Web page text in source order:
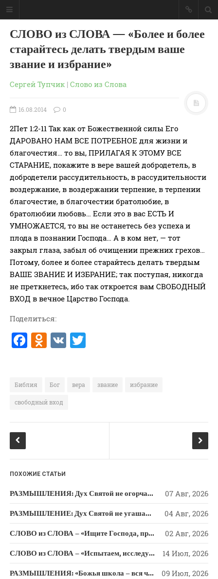
ГЛАВНАЯ
МОИ КНИГИ
СЛОВО-АУДИО
СЛОВО-ВИДЕО
ВОПРОСЫ ПАСТОРУ
КОНТАКТ
Аудио
Беседы По Бытие
Информация
Христа"
Размышления
Пришествие ИХ"
Семинары Для Лидеров/
Служителей
Слово Из Слова
СЛОВО из СЛОВА — «Более и более
старайтесь делать твердым ваше
звание и избрание»
Сергей Тупчик | Слово из Слова
16.08.2014 0
2Пет 1:2-11 Так как от Божественной силы Его
ДАРОВАНО НАМ ВСЕ ПОТРЕБНОЕ для жизни и
благочестия… то вы, ПРИЛАГАЯ К ЭТОМУ ВСЕ
СТАРАНИЕ, покажите в вере вашей добродетель, в
добродетели рассудительность, в рассудительности
воздержание, в воздержании терпение, в терпении
благочестие, в благочестии братолюбие, в
братолюбии любовь… Если это в вас ЕСТЬ И
УМНОЖАЕТСЯ, то вы не останетесь без успеха и
плода в познании Господа… А в ком нет, — тот
закрыл глаза, забыл об очищении прежних грехов…
Потому, более и более старайтесь делать твердым
ВАШЕ ЗВАНИЕ И ИЗБРАНИЕ; так поступая, никогда
не преткнетесь, ибо так откроется вам СВОБОДНЫЙ
ВХОД в вечное Царство Господа.
Поделиться:
F
a
e
b
o
O
d
o
kl
a
ki
V
K
te
Библия Бог вера звание избрание
свободный вход
ПОХОЖИЕ СТАТЬИ
РАЗМЫШЛЕНИЯ: Дух Святой не огорчайте и не оскорбляйте! 07 Авг, 2026
РАЗМЫШЛЕНИЕ: Дух Святой не угашайте! 04 Авг, 2026
СЛОВО из СЛОВА – «Ищите Господа, призывайте Его» (Исаии 55) 02 Авг, 2026
СЛОВО из СЛОВА – «Испытаем, исследуем пути свои и обратимся к Господу» 14 Июл, 2026
РАЗМЫШЛЕНИЯ: «Божья школа – вся человеческая жизнь» 09 Июл, 2026